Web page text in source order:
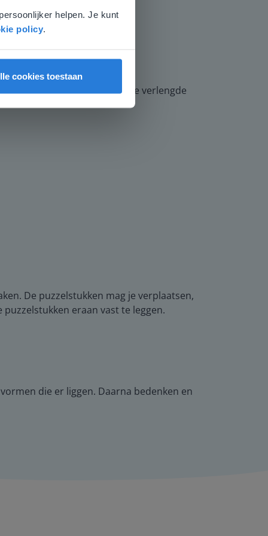
helpen. Je kunt
policy.
cookies toestaan
verder afmaken.
verwerking. Leerlingen die de verlengde
De puzzelstukken mag je verplaatsen,
eraan vast te leggen.
die er liggen. Daarna bedenken en